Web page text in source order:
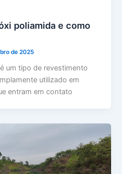
poliamida e como
de 2025
um tipo de revestimento
utilizado em
entram em contato